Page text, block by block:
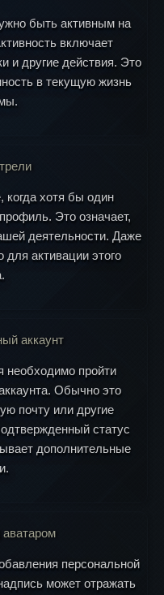
быть активным на
включает
и другие действия. Это
в текущую жизнь
когда хотя бы один
Это означает,
деятельности. Даже
активации этого
аккаунт
необходимо пройти
Обычно это
почту или другие
статус
дополнительные
персональной
может отражать